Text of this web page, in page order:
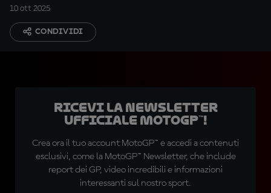
10 ott 2025
CONDIVIDI
Ricevi la newsletter
ufficiale MotoGP™!
Crea ora il tuo account MotoGP™ e accedi a contenuti
esclusivi, come la MotoGP™ Newsletter, che include
report dei GP, video incredibili e informazioni
interessanti sul nostro sport.